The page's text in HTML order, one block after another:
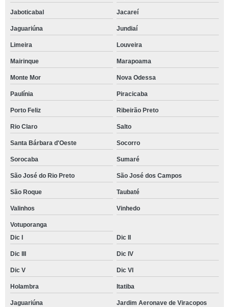
Jaboticabal Jacareí
Jaguariúna Jundiaí
Limeira Louveira
Mairinque Marapoama
Monte Mor Nova Odessa
Paulínia Piracicaba
Porto Feliz Ribeirão Preto
Rio Claro Salto
Santa Bárbara d'Oeste Socorro
Sorocaba Sumaré
São José do Rio Preto São José dos Campos
São Roque Taubaté
Valinhos Vinhedo
Votuporanga
Dic I
Dic II
Dic III Dic IV
Dic V Dic VI
Holambra Itatiba
Jaguariúna Jardim Aeronave de Viracopos